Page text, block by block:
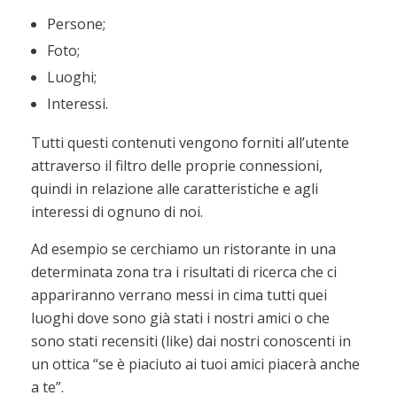
Persone;
Foto;
Luoghi;
Interessi.
Tutti questi contenuti vengono forniti all’utente
attraverso il filtro delle proprie connessioni,
quindi in relazione alle caratteristiche e agli
interessi di ognuno di noi.
Ad esempio se cerchiamo un ristorante in una
determinata zona tra i risultati di ricerca che ci
appariranno verrano messi in cima tutti quei
luoghi dove sono già stati i nostri amici o che
sono stati recensiti (like) dai nostri conoscenti in
un ottica “se è piaciuto ai tuoi amici piacerà anche
a te”.